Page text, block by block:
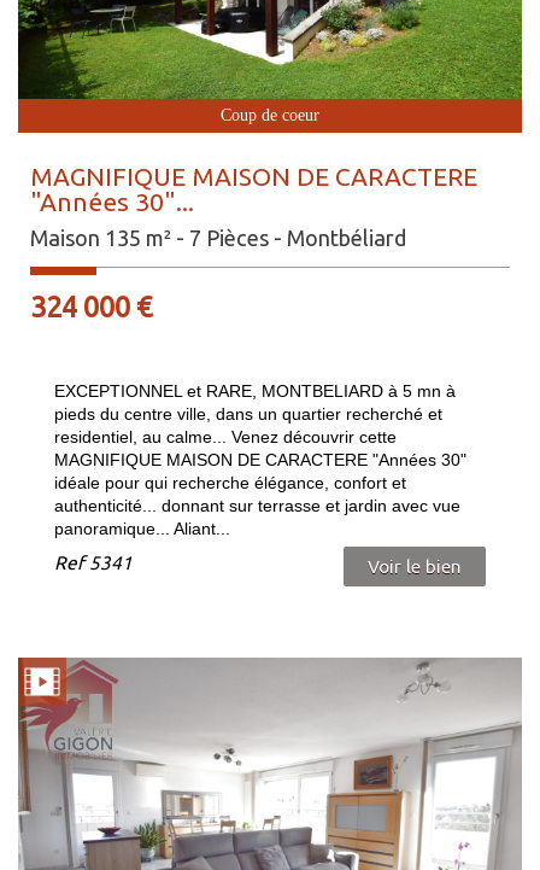
Coup de coeur
MAGNIFIQUE MAISON DE CARACTERE
"Années 30"...
Maison 135 m² - 7 Pièces - Montbéliard
324 000 €
EXCEPTIONNEL et RARE, MONTBELIARD à 5 mn à
pieds du centre ville, dans un quartier recherché et
residentiel, au calme... Venez découvrir cette
MAGNIFIQUE MAISON DE CARACTERE "Années 30"
idéale pour qui recherche élégance, confort et
authenticité... donnant sur terrasse et jardin avec vue
panoramique... Aliant...
Ref5341 Voir le bien